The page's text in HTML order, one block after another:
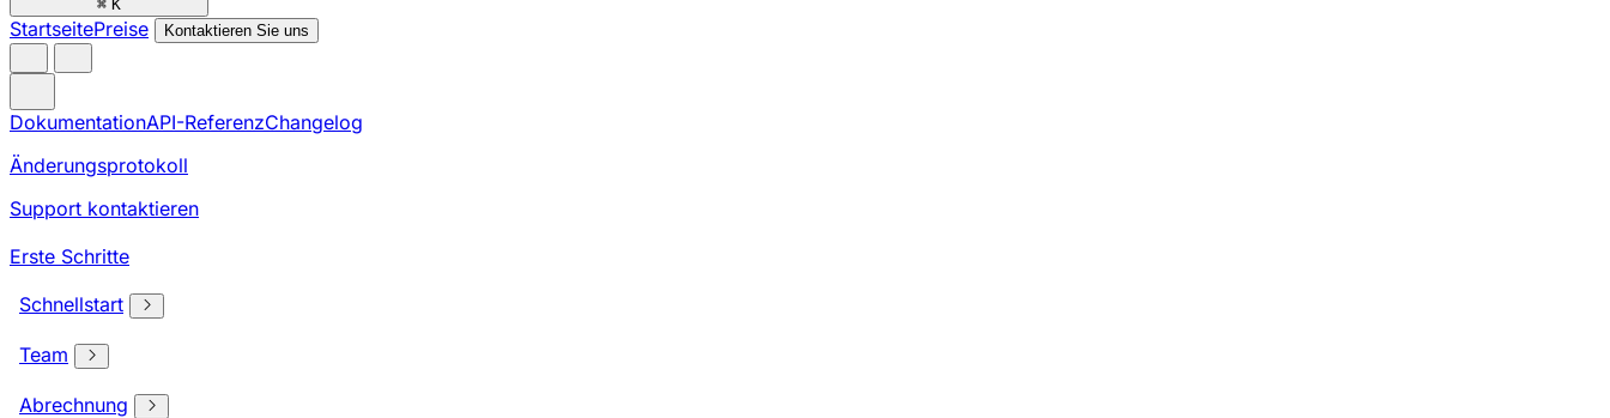
⌘ K
StartseitePreise Kontaktieren Sie uns
DokumentationAPI-ReferenzChangelog
Änderungsprotokoll
Support kontaktieren
Erste Schritte
Schnellstart
Team
Abrechnung